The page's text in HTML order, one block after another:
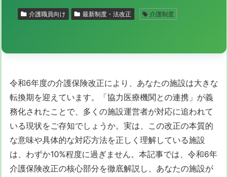
介護職員向け 最新制度・法改正 介護制度
令和6年度の介護保険改正により、あなたの施設は大きな
転換期を迎えています。「協力医療機関との連携」が義
務化されたことで、多くの施設運営者が対応に追われて
いる現状をご存知でしょうか。実は、この改正の本質的
な意味や具体的な対応方法を正しく理解している施設
は、わずか10%程度に過ぎません。本記事では、令和6年
介護保険改正の核心部分を徹底解説し、あなたの施設が